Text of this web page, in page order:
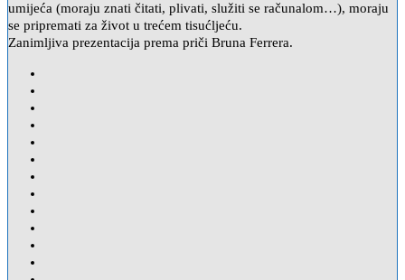
umijeća (moraju znati čitati, plivati, služiti se računalom…), moraju
se pripremati za život u trećem tisućljeću.
Zanimljiva prezentacija prema priči Bruna Ferrera.